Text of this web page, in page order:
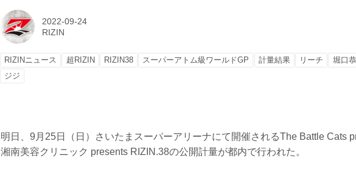
2022-09-24
RIZIN
RIZINニュース 超RIZIN RIZIN38 スーパーアトム級ワールドGP 計量結果 リーチ 堀口
ジジ
明日、9月25日（日）さいたまスーパーアリーナにて開催されるThe Battle Cats
湘南美容クリニック presents RIZIN.38の公開計量が都内で行われた。